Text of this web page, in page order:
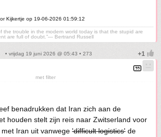
Kijkertje op 19-06-2026 01:59:12
the trouble in the modern world today is that the stupid are
are full of doubt.”— Bertrand Russell
• vrijdag 19 juni 2026 @ 05:43 • 273
met filter
benadrukken dat Iran zich aan de
houden stelt zijn reis naar Zwitserland voor
Iran uit vanwege 'difficult logistics' de